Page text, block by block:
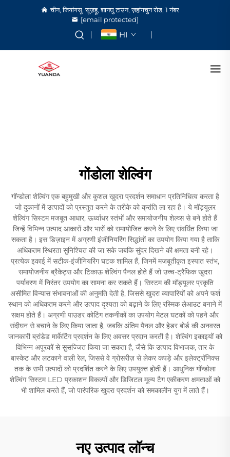
चीन, जियांगसू, सूज़हू, शानघु टाउन, ज़हांगचुन रोड, 1 नंबर
[email protected]
HI
गोंडोला शेल्विंग
गॉन्डोला शेल्विंग एक बहुमुखी और कुशल खुदरा प्रदर्शन समाधान प्रतिनिधित्व करता है
जो दुकानों में उत्पादों को प्रस्तुत करने के तरीके को क्रांति ला रहा है। ये मॉड्यूलर
शेल्विंग सिस्टम मजबूत आधार, ऊर्ध्वाधर स्तंभों और समायोजनीय शेल्व्स से बने होते हैं
जिन्हें विभिन्न उत्पाद आकारों और भारों को समायोजित करने के लिए संवर्धित किया जा
सकता है। इस डिज़ाइन में अग्रणी इंजीनियरिंग सिद्धांतों का उपयोग किया गया है ताकि
अधिकतम स्थिरता सुनिश्चित की जा सके जबकि सुंदर दिखने की क्षमता बनी रहे।
प्रत्येक इकाई में सटीक-इंजीनियरिंग घटक शामिल हैं, जिनमें मजबूतीकृत इस्पात स्तंभ,
समायोजनीय ब्रैकेट्स और टिकाऊ शेल्विंग पैनल होते हैं जो उच्च-ट्रैफिक खुदरा
पर्यावरण में निरंतर उपयोग का सामना कर सकते हैं। सिस्टम की मॉड्यूलर प्रकृति
असीमित विन्यास संभावनाओं की अनुमति देती है, जिससे खुदरा व्यापारियों को अपने फर्श
स्थान को अधिकतम करने और उत्पाद दृश्यता को बढ़ाने के लिए रस्मिक लेआउट बनाने में
सक्षम होते हैं। अग्रणी पाउडर कोटिंग तकनीकों का उपयोग मेटल घटकों को पहने और
संदीघन से बचाने के लिए किया जाता है, जबकि अंतिम पैनल और हेडर बोर्ड की अनवरत
जानकारी ब्रांडेड मार्केटिंग प्रदर्शन के लिए अवसर प्रदान करती है। शेल्विंग इकाइयों को
विभिन्न अपूरकों से सुसज्जित किया जा सकता है, जैसे कि उत्पाद विभाजक, तार के
बास्केट और लटकाने वाली रेल, जिससे वे ग्रोसरीज़ से लेकर कपड़े और इलेक्ट्रॉनिक्स
तक के सभी उत्पादों को प्रदर्शित करने के लिए उपयुक्त होती हैं। आधुनिक गॉन्डोला
शेल्विंग सिस्टम LED प्रकाशन विकल्पों और डिजिटल मूल्य टैग एकीकरण क्षमताओं को
भी शामिल करते हैं, जो पारंपरिक खुदरा प्रदर्शन को समकालीन युग में लाते हैं।
नए उत्पाद लॉन्च